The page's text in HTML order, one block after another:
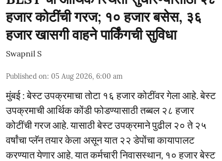
हजार कोटींची गरज; १० हजार बसेस, ३६
हजार खासगी वाहने पार्किंगची सुविधा
Swapnil S
Published on: 05 Aug 2026, 6:00 am
मुंबई : बेस्ट उपक्रमाचा तोटा १६ हजार कोटींवर गेला आहे. बेस्ट
उपक्रमाची आर्थिक कोंडी फोडण्यासाठी तब्बल २८ हजार
कोटींची गरज आहे. यासाठी बेस्ट उपक्रमाने पुढील २० ते २५
वर्षांचा प्लॅन तयार केला असून यात २२ डेपोंचा कायापालट
करण्यात येणार आहे. यात कर्मचारी निवासस्थान, १० हजार बेस्ट